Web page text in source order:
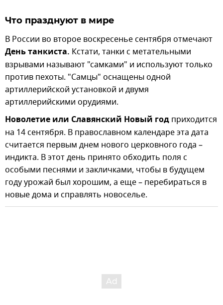
Что празднуют в мире
В России во второе воскресенье сентября отмечают
День танкиста. Кстати, танки с метательными
взрывами называют "самками" и используют только
против пехоты. "Сaмцы" оснащены одной
артиллерийской установкой и двумя
артиллерийскими орудиями.
Новолетие или Славянский Новый год приходится
на 14 сентября. В православном календаре эта дата
считается первым днем нового церковного года –
индикта. В этот день принято обходить поля с
особыми песнями и закличками, чтобы в будущем
году урожай был хорошим, а еще – перебираться в
новые дома и справлять новоселье.